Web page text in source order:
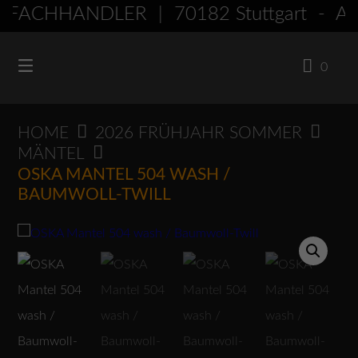
Springen
Inhalt
| 70182 Stuttgart
0
HOME
2026 FRÜHJAHR SOMMER
MÄNTEL
OSKA MANTEL 504 WASH /
BAUMWOLL-TWILL